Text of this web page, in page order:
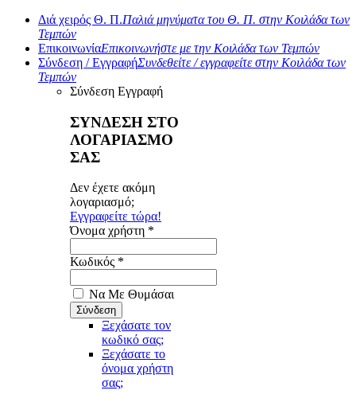
Διά χειρός Θ. Π.Παλιά μηνύματα του Θ. Π. στην Κοιλάδα των
Τεμπών
ΕπικοινωνίαΕπικοινωνήστε με την Κοιλάδα των Τεμπών
Σύνδεση / ΕγγραφήΣυνδεθείτε / εγγραφείτε στην Κοιλάδα των
Τεμπών
Σύνδεση Εγγραφή
ΣΥΝΔΕΣΗ ΣΤΟ
ΛΟΓΑΡΙΑΣΜΟ
ΣΑΣ
Δεν έχετε ακόμη
λογαριασμό;
Εγγραφείτε τώρα!
Όνομα χρήστη *
Κωδικός *
Να Με Θυμάσαι
Ξεχάσατε τον
κωδικό σας;
Ξεχάσατε το
όνομα χρήστη
σας;